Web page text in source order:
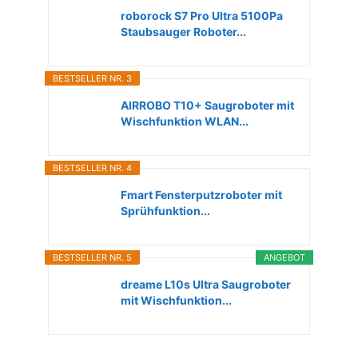
roborock S7 Pro Ultra 5100Pa
Staubsauger Roboter...
BESTSELLER NR. 3
AIRROBO T10+ Saugroboter mit
Wischfunktion WLAN...
BESTSELLER NR. 4
Fmart Fensterputzroboter mit
Sprühfunktion...
ANGEBOT
BESTSELLER NR. 5
dreame L10s Ultra Saugroboter
mit Wischfunktion...